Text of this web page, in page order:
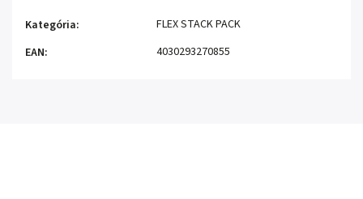
Kategória:
FLEX STACK PACK
EAN: 4030293270855